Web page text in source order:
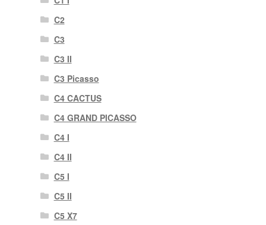
C2
C3
C3 II
C3 Picasso
C4 CACTUS
C4 GRAND PICASSO
C4 I
C4 II
C5 I
C5 II
C5 X7